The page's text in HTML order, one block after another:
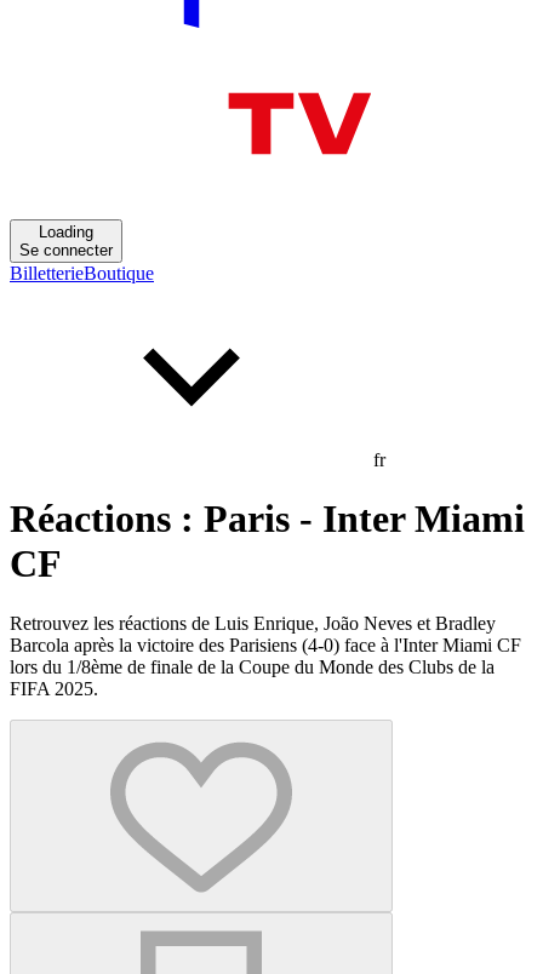
Loading
Se connecter
BilletterieBoutique
fr
Réactions : Paris - Inter Miami
CF
Retrouvez les réactions de Luis Enrique, João Neves et Bradley
Barcola après la victoire des Parisiens (4-0) face à l'Inter Miami CF
lors du 1/8ème de finale de la Coupe du Monde des Clubs de la
FIFA 2025.